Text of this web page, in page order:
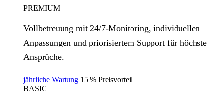
PREMIUM
Vollbetreuung mit 24/7‑Monitoring, individuellen
Anpassungen und priorisiertem Support für höchste
Ansprüche.
jährliche Wartung 15 % Preisvorteil
BASIC